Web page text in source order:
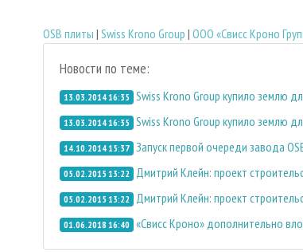
OSB плиты | Swiss Krono Group | ООО «Свисс Кроно
Новости по теме:
13.03.2014 16:35 Swiss Krono Group купило землю
13.03.2014 16:35 Swiss Krono Group купило землю
14.10.2014 15:37 Запуск первой очереди завода
05.02.2015 13:22 Дмитрий Клейн: проект
05.02.2015 13:22 Дмитрий Клейн: проект
01.06.2018 16:40 «Свисс Кроно» дополнительно